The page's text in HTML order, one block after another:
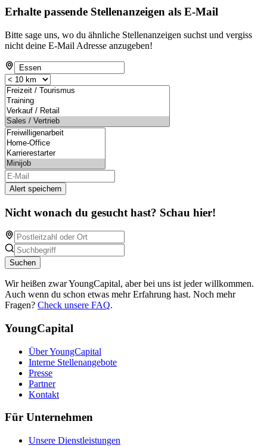
Erhalte passende Stellenanzeigen als E-Mail
Bitte sage uns, wo du ähnliche Stellenanzeigen suchst und vergiss
nicht deine E-Mail Adresse anzugeben!
Alert speichern
Nicht wonach du gesucht hast? Schau hier!
Suchen
Wir heißen zwar YoungCapital, aber bei uns ist jeder willkommen.
Auch wenn du schon etwas mehr Erfahrung hast. Noch mehr
Fragen? Check unsere FAQ.
YoungCapital
Über YoungCapital
Interne Stellenangebote
Presse
Partner
Kontakt
Für Unternehmen
Unsere Dienstleistungen